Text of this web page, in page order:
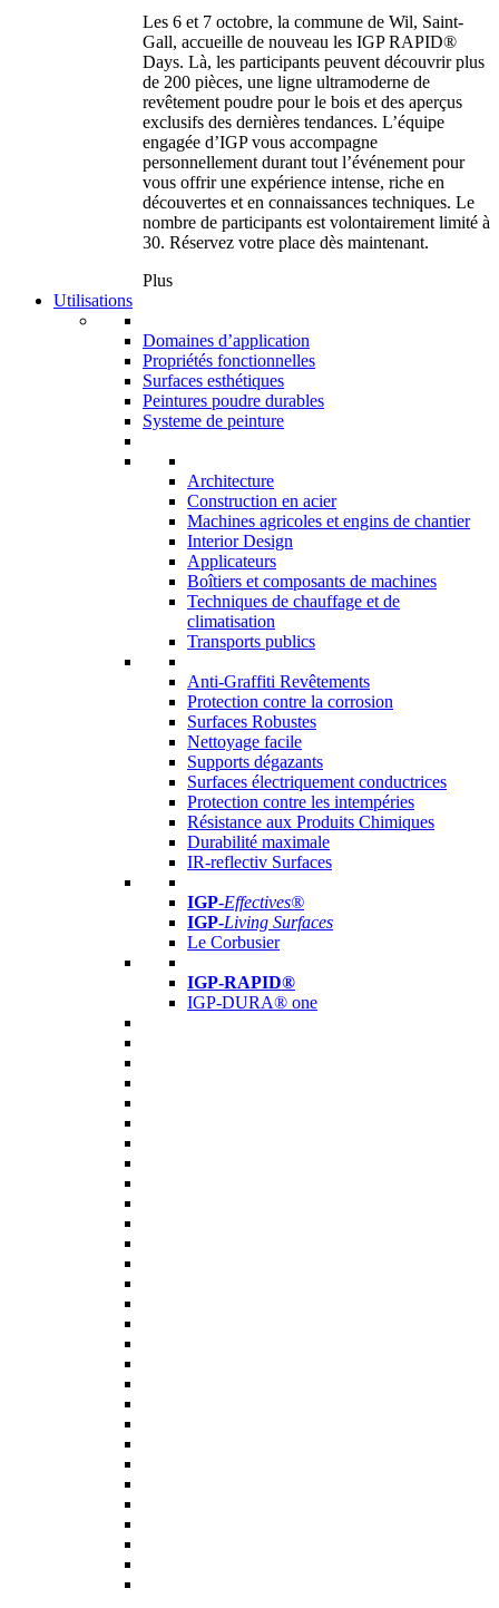
Les 6 et 7 octobre, la commune de Wil, Saint-
Gall, accueille de nouveau les IGP RAPID®
Days. Là, les participants peuvent découvrir plus
de 200 pièces, une ligne ultramoderne de
revêtement poudre pour le bois et des aperçus
exclusifs des dernières tendances. L’équipe
engagée d’IGP vous accompagne
personnellement durant tout l’événement pour
vous offrir une expérience intense, riche en
découvertes et en connaissances techniques. Le
nombre de participants est volontairement limité à
30. Réservez votre place dès maintenant.
Plus
Utilisations
Domaines d’application
Propriétés fonctionnelles
Surfaces esthétiques
Peintures poudre durables
Systeme de peinture
Architecture
Construction en acier
Machines agricoles et engins de chantier
Interior Design
Applicateurs
Boîtiers et composants de machines
Techniques de chauffage et de
climatisation
Transports publics
Anti-Graffiti Revêtements
Protection contre la corrosion
Surfaces Robustes
Nettoyage facile
Supports dégazants
Surfaces électriquement conductrices
Protection contre les intempéries
Résistance aux Produits Chimiques
Durabilité maximale
IR-reflectiv Surfaces
IGP-Effectives®
IGP-Living Surfaces
Le Corbusier
IGP-RAPID®
IGP-DURA® one